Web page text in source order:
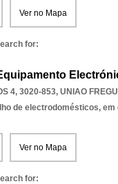
Ver no Mapa
for:
4, 3020-853, UNIAO
de electrodomésticos,
Ver no Mapa
for: